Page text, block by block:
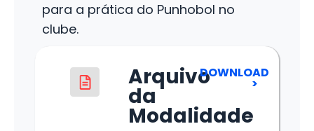
para a prática do Punhobol ​no
clube.
Arquivo
da
Modalidade
DOWNLOAD
>